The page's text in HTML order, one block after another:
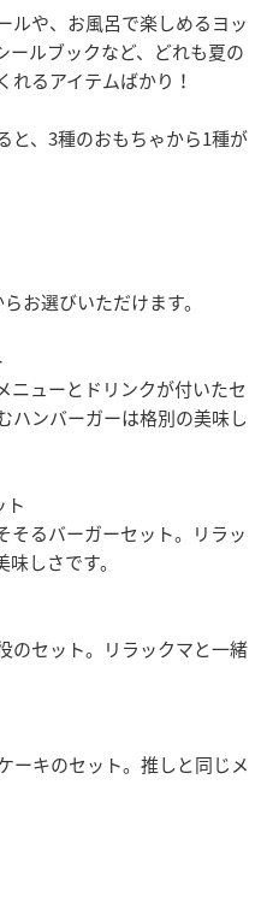
ルや、お風呂で楽しめるヨッ
ールブックなど、どれも夏の
れるアイテムばかり！
と、3種のおもちゃから1種が
お選びいただけます。
ニューとドリンクが付いたセ
ハンバーガーは格別の美味し
ト
そるバーガーセット。リラッ
しさです。
のセット。リラックマと一緒
ーキのセット。推しと同じメ